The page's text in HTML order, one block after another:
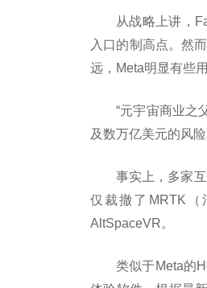
从战略上讲，
入口的制高点。然
远，Meta明显有些
“元宇宙商业之
及数万亿美元的风
事实上，多家
仅裁撤了MRTK
AltSpaceVR。
类似于Meta的